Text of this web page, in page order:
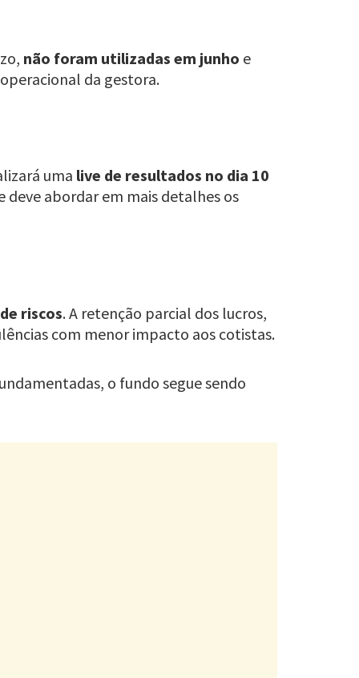
não foram utilizadas em junho e
da gestora.
uma live de resultados no dia 10
deve abordar em mais detalhes os
riscos. A retenção parcial dos lucros,
com menor impacto aos cotistas.
o fundo segue sendo